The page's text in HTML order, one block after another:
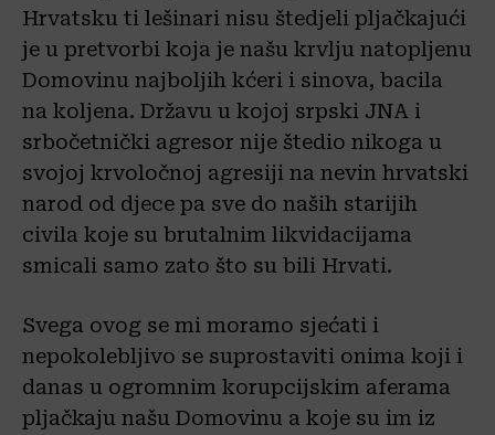
Hrvatsku ti lešinari nisu štedjeli pljačkajući
je u pretvorbi koja je našu krvlju natopljenu
Domovinu najboljih kćeri i sinova, bacila
na koljena. Državu u kojoj srpski JNA i
srbočetnički agresor nije štedio nikoga u
svojoj krvoločnoj agresiji na nevin hrvatski
narod od djece pa sve do naših starijih
civila koje su brutalnim likvidacijama
smicali samo zato što su bili Hrvati.
Svega ovog se mi moramo sjećati i
nepokolebljivo se suprostaviti onima koji i
danas u ogromnim korupcijskim aferama
pljačkaju našu Domovinu a koje su im iz